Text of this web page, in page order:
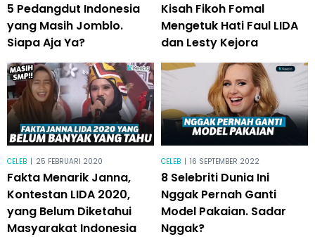
5 Pedangdut Indonesia
yang Masih Jomblo.
Siapa Aja Ya?
Kisah Fikoh Fomal
Mengetuk Hati Faul LIDA
dan Lesty Kejora
CELEB | 25 FEBRUARI 2020
Fakta Menarik Janna,
Kontestan LIDA 2020,
yang Belum Diketahui
Masyarakat Indonesia
CELEB | 16 SEPTEMBER 2022
8 Selebriti Dunia Ini
Nggak Pernah Ganti
Model Pakaian. Sadar
Nggak?